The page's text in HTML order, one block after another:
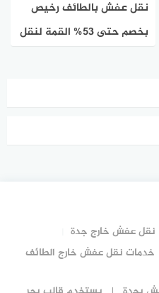
نقل عفش بالطائف رخيص
بخصم حتى 53% القمة لنقل
نقل عفش خارج جدة
خدمات نقل عفش خارج الطائف